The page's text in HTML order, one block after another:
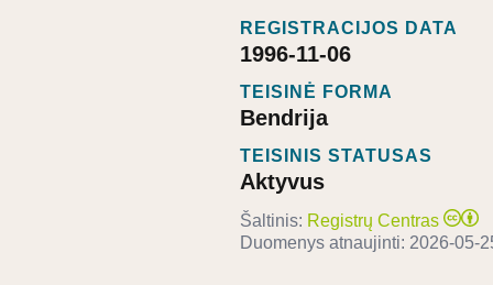
REGISTRACIJOS DATA
1996-11-06
TEISINĖ FORMA
Bendrija
TEISINIS STATUSAS
Aktyvus
Šaltinis: Registrų Centras
Duomenys atnaujinti: 2026-05-